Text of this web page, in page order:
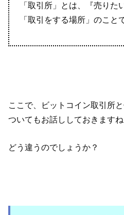
「取引所」とは、『売り
「取引をする場所」のこと
ここで、ビットコイン取引所
ついてもお話ししておきますね
どう違うのでしょうか？